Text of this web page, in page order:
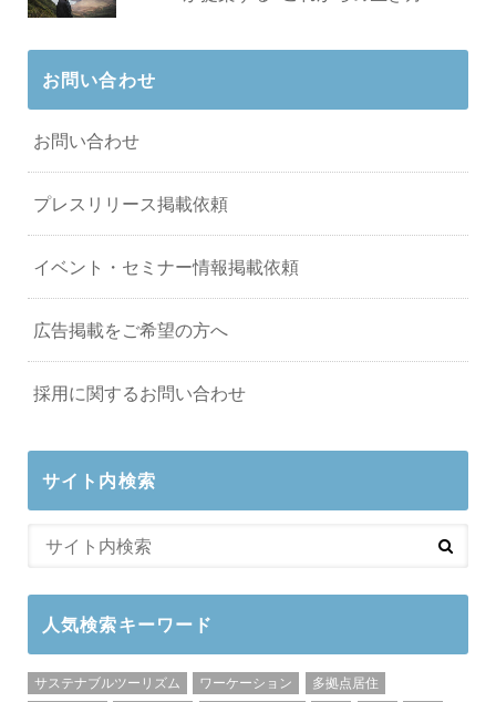
お問い合わせ
お問い合わせ
プレスリリース掲載依頼
イベント・セミナー情報掲載依頼
広告掲載をご希望の方へ
採用に関するお問い合わせ
サイト内検索
人気検索キーワード
サステナブルツーリズム ワーケーション
多拠点居住